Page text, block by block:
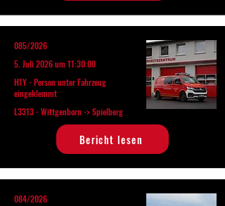
085/2026
5. Juli 2026 um 11:30:00
H1Y - Person unter Fahrzeug
eingeklemmt
L3313 - Wittgenborn -> Spielberg
Bericht lesen
084/2026